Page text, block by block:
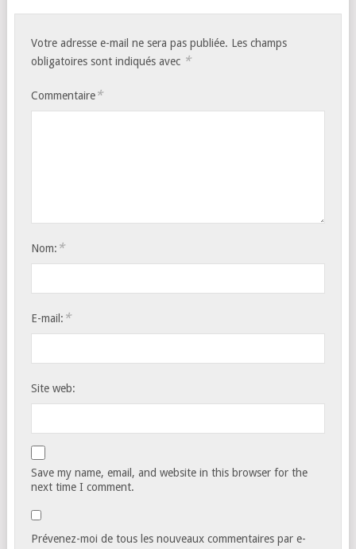
Votre adresse e-mail ne sera pas publiée. Les champs
obligatoires sont indiqués avec *
Commentaire*
Nom: *
E-mail: *
Site web:
Save my name, email, and website in this browser for the
next time I comment.
Prévenez-moi de tous les nouveaux commentaires par e-